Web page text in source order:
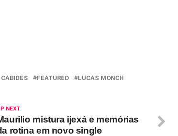
FEATURED
LUCAS MONCH
NEXT
mistura ijexá e memórias
rotina em novo single